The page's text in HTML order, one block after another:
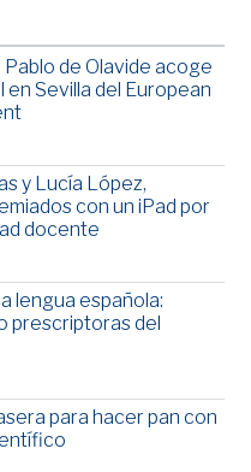
de Olavide acoge
en Sevilla del European
y Lucía López,
con un iPad por
docente
lengua española:
prescriptoras del
para hacer pan con